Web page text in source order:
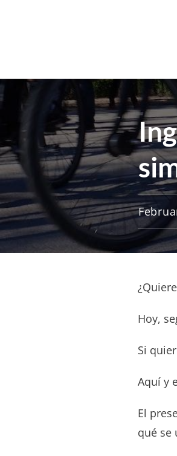
Hoy,
Si
Aquí y
El
qué se